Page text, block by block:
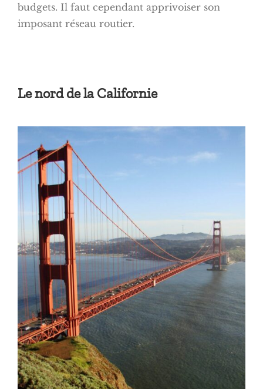
budgets. Il faut cependant apprivoiser son
imposant réseau routier.
Le nord de la Californie